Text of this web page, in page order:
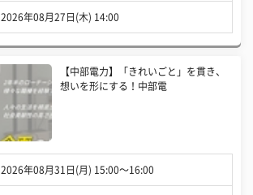
2026年08月27日(木) 14:00
【中部電力】「きれいごと」を貫き、
想いを形にする！中部電
2026年08月31日(月) 15:00〜16:00